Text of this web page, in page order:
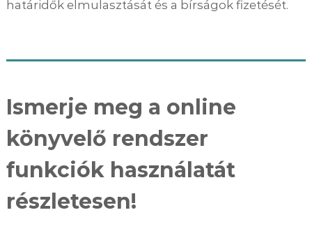
határidők elmulasztását és a bírságok fizetését.
Ismerje meg a online
könyvelő rendszer
funkciók használatát
részletesen!